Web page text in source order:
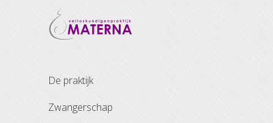
de praktijk
zwangerschap